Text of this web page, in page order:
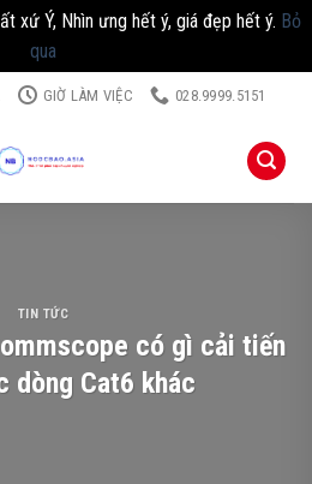
xứ Ý, Nhìn ưng hết ý, giá đẹp hết ý. Bỏ
qua
GIỜ LÀM VIỆC 028.9999.5151
TIN TỨC
có gì cải tiến
dòng Cat6 khác